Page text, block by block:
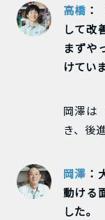
高橋 ：
して改
まずや
けてい
岡澤は
き、後
岡澤 ：
動ける
した。